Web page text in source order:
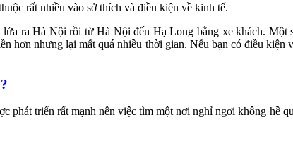
rất nhiều vào sở thích và điều kiện về kinh tế.
ra Hà Nội rồi từ Hà Nội đến Hạ Long bằng xe khách.
hơn nhưng lại mất quá nhiều thời gian. Nếu bạn có điều
phát triển rất mạnh nên việc tìm một nơi nghỉ ngơi không hề